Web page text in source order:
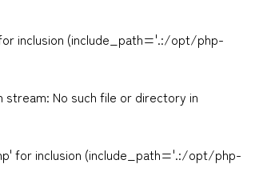
inclusion (include_path='.:/opt/php-
No such file or directory in
for inclusion (include_path='.:/opt/php-